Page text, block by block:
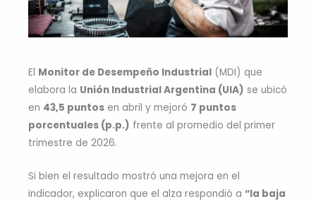
El Monitor de Desempeño Industrial (MDI) que
elabora la Unión Industrial Argentina (UIA) se ubicó
en 43,5 puntos en abril y mejoró 7 puntos
porcentuales (p.p.) frente al promedio del primer
trimestre de 2026.
Si bien el resultado mostró una mejora en el
indicador, explicaron que el alza respondió a “la baja